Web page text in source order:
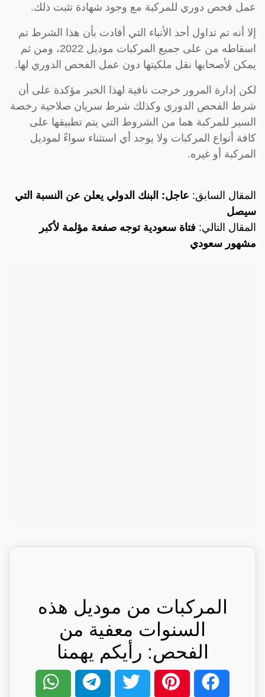
عمل فحص دوري للمركبة مع وجود شهادة تثبت ذلك.
إلا أنه تم تداول أحد الأنباء التي أفادت بأن هذا الشرط تم
اسقاطه من على جميع المركبات موديل 2022، ومن ثم
يمكن لأصحابها نقل ملكيتها دون عمل الفحص الدوري لها.
لكن إدارة المرور خرجت نافية لهذا الخبر مؤكدة على أن
شرط الفحص الدوري وكذلك شرط سريان صلاحية رخصة
السير للمركبة هما من الشروط التي يتم تطبيقها على
كافة أنواع المركبات ولا يوجد أي استثناء سواءً لموديل
المركبة أو غيره.
المقال السابق: عاجل: البنك الدولي يعلن عن النسبة التي
سيصل
المقال التالي: فتاة سعودية توجه صفعة مؤلمة لأكبر
مشهور سعودي
المركبات من موديل هذه
السنوات معفية من
الفحص: رأيكم يهمنا